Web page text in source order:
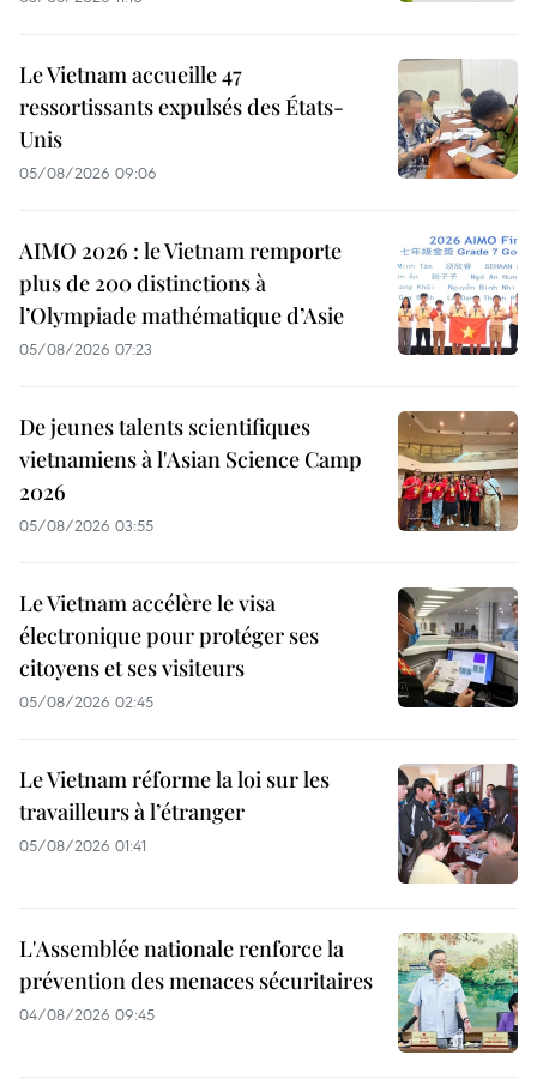
Le Vietnam accueille 47
ressortissants expulsés des États-
Unis
05/08/2026 09:06
AIMO 2026 : le Vietnam remporte
plus de 200 distinctions à
l’Olympiade mathématique d’Asie
05/08/2026 07:23
De jeunes talents scientifiques
vietnamiens à l'Asian Science Camp
2026
05/08/2026 03:55
Le Vietnam accélère le visa
électronique pour protéger ses
citoyens et ses visiteurs
05/08/2026 02:45
Le Vietnam réforme la loi sur les
travailleurs à l’étranger
05/08/2026 01:41
L'Assemblée nationale renforce la
prévention des menaces sécuritaires
04/08/2026 09:45